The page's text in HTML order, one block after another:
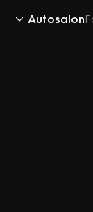
Autosalon